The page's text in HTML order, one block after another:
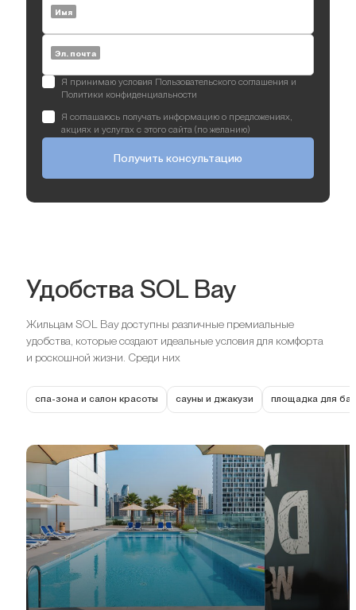
Имя
Эл. почта
Я принимаю условия Пользовательского соглашения и
Политики конфиденциальности
Я соглашаюсь получать информацию о предложениях,
акциях и услугах с этого сайта (по желанию)
Получить консультацию
Удобства SOL Bay
Жильцам SOL Bay доступны различные премиальные
удобства, которые создают идеальные условия для комфорта
и роскошной жизни. Среди них
спа-зона и салон красоты сауны и джакузи площадка для